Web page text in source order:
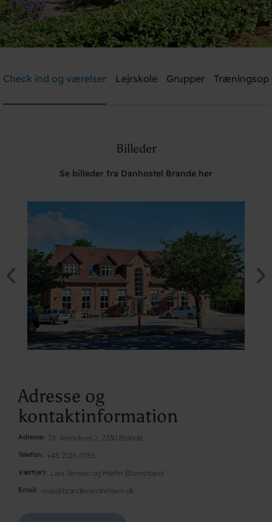
Brug for hjælp? Ring+45 2126 0786
Check ind og værelser Lejrskole Grupper
Billeder
Se billeder fra Danhostel Brande her
Adresse og
kontaktinformation
Adresse Dr. Arendsvej 2, 7330 Brande
Telefon +45 2126 0786
Vært(er) Lars Jensen og Martin Blomstrand
Email mail@brandevandrehjem.dk